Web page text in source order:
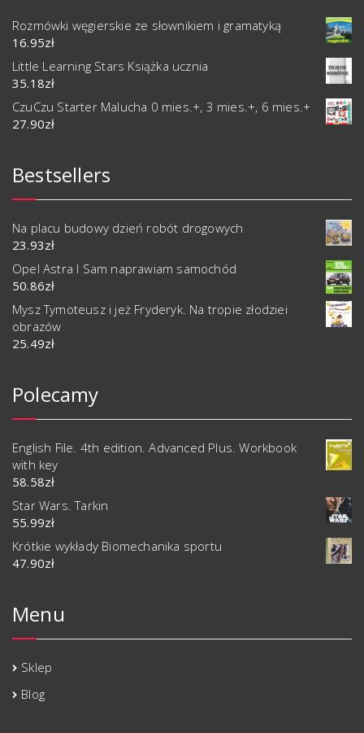
Rozmówki węgierskie ze słownikiem i gramatyką
16.95zł
Little Learning Stars Książka ucznia
35.18zł
CzuCzu Starter Malucha 0 mies.+, 3 mies.+, 6 mies.+
27.90zł
Bestsellers
Na placu budowy dzień robót drogowych
23.93zł
Opel Astra I Sam naprawiam samochód
50.86zł
Mysz Tymoteusz i jeż Fryderyk. Na tropie złodziei
obrazów
25.49zł
Polecamy
English File. 4th edition. Advanced Plus. Workbook
with key
58.58zł
Star Wars. Tarkin
55.99zł
Krótkie wykłady Biomechanika sportu
47.90zł
Menu
Sklep
Blog